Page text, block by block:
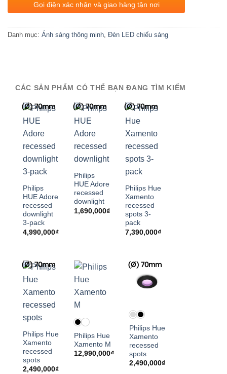
Gọi điện xác nhận và giao hàng tận nơi
Danh mục: Ánh sáng thông minh, Đèn LED chiếu sáng
CÁC SẢN PHẨM CÓ THỂ BẠN ĐANG TÌM KIẾM
Philips
HUE Adore
recessed
downlight
3-pack
4,990,000₫
(Ø) 70mm
Philips
HUE Adore
recessed
downlight
1,690,000₫
(Ø) 70mm
Philips Hue
Xamento
recessed
spots 3-
pack
7,390,000₫
(Ø) 70mm
Philips Hue
Xamento
recessed
spots
2,490,000₫
(Ø) 70mm
Philips Hue
Xamento M
12,990,000₫
Philips Hue
Xamento
recessed
spots
2,490,000₫
(Ø) 70mm